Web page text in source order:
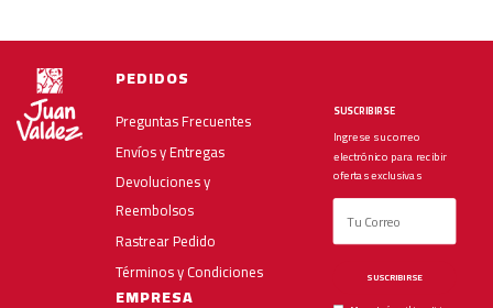
PEDIDOS
Preguntas Frecuentes
Envíos y Entregas
Devoluciones y
Reembolsos
Rastrear Pedido
Términos y Condiciones
EMPRESA
SUSCRIBIRSE
Ingrese su correo
electrónico para recibir
ofertas exclusivas
SUSCRIBIRSE